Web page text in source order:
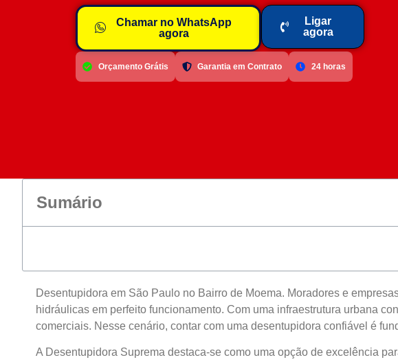
Chamar no WhatsApp
agora
Ligar
agora
Orçamento Grátis Garantia em Contrato 24 horas
Sumário
Desentupidora em São Paulo no Bairro de Moema. Moradores e
hidráulicas em perfeito funcionamento. Com uma infraestrutura urbana
comerciais. Nesse cenário, contar com uma desentupidora confiável é
A Desentupidora Suprema destaca-se como uma opção de excelência